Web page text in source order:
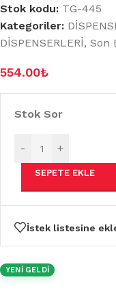
Stok kodu: TG-445
Kategoriler:
DİSPENSERLERİ, Son
554.00₺
Stok Sor
- +
SEPETE EKLE
İstek listesine
YENİ GELDİ